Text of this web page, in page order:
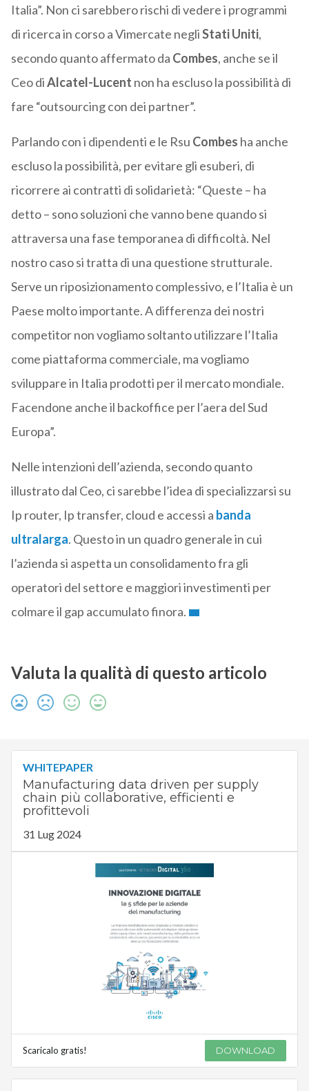
Italia”. Non ci sarebbero rischi di vedere i programmi
di ricerca in corso a Vimercate negliStati Uniti,
secondo quanto affermato da Combes, anche se il
Ceo diAlcatel-Lucent non ha escluso la possibilità di
fare “outsourcing con dei partner”.
Parlando con i dipendenti e le Rsu Combes ha anche
escluso la possibilità, per evitare gli esuberi, di
ricorrere ai contratti di solidarietà: “Queste – ha
detto – sono soluzioni che vanno bene quando si
attraversa una fase temporanea di difficoltà. Nel
nostro caso si tratta di una questione strutturale.
Serve un riposizionamento complessivo, e l’Italia è un
Paese molto importante. A differenza dei nostri
competitor non vogliamo soltanto utilizzare l’Italia
come piattaforma commerciale, ma vogliamo
sviluppare in Italia prodotti per il mercato mondiale.
Facendone anche il backoffice per l’aera del Sud
Europa”.
Nelle intenzioni dell’azienda, secondo quanto
illustrato dal Ceo, ci sarebbe l’idea di specializzarsi su
Ip router, Ip transfer, cloud e accessi a banda
ultralarga. Questo in un quadro generale in cui
l’azienda si aspetta un consolidamento fra gli
operatori del settore e maggiori investimenti per
colmare il gap accumulato finora.
Valuta la qualità di questo articolo
WHITEPAPER
Manufacturing data driven per supply
chain più collaborative, efficienti e
profittevoli
31 Lug 2024
Scaricalo gratis! DOWNLOAD